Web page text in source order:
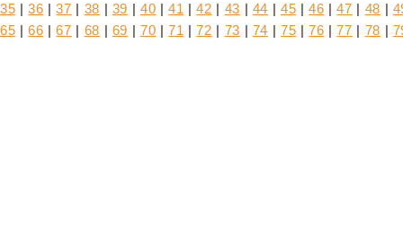
35 |36 |37 | 38 | 39 |40 |41 |42 | 43 | 44 |45 |46 |47 | 48 |
65 |66 |67 | 68 | 69 |70 |71 |72 | 73 | 74 |75 |76 |77 | 78 |